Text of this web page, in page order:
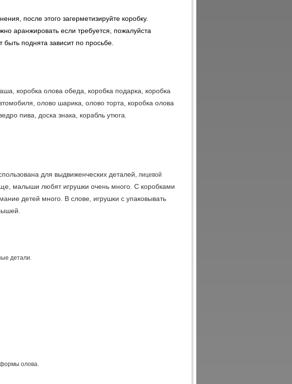
после этого загерметизируйте коробку.
аранжировать если требуется, пожалуйста
поднята зависит по просьбе.
коробка олова обеда, коробка подарка, коробка
олово шарика, олово торта, коробка олова
пива, доска знака, корабль утюга.
для выдвиженческих деталей, лицевой
малыши любят игрушки очень много. С коробками
детей много. В слове, игрушки с упаковывать
детали.
формы олова.